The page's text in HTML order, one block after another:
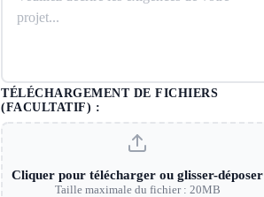
TÉLÉCHARGEMENT DE FICHIERS
(FACULTATIF) :
Cliquer pour télécharger ou glisser-déposer
Taille maximale du fichier : 20MB